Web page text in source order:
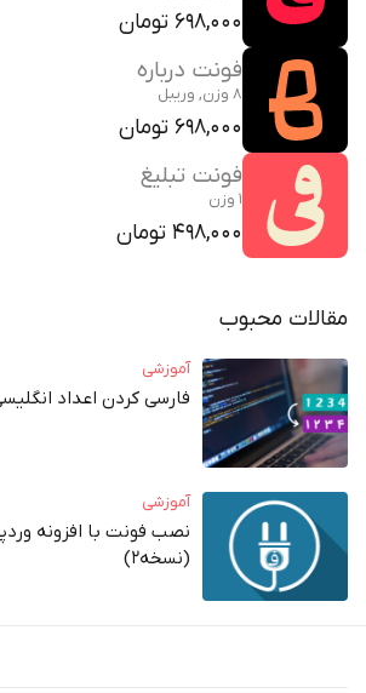
698,000 تومان
فونت درباره
8 وزن, وریبل
698,000 تومان
فونت تبلیغ
1 وزن
498,000 تومان
مقالات محبوب
آموزشی
فارسی کردن اعداد
آموزشی
نصب فونت با افزونه
(نسخه2)